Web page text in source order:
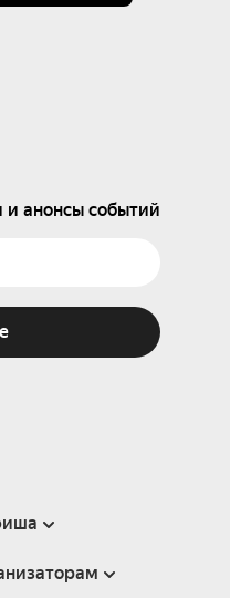
анонсы событий